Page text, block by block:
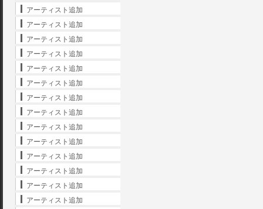
アーティスト追加
アーティスト追加
アーティスト追加
アーティスト追加
アーティスト追加
アーティスト追加
アーティスト追加
アーティスト追加
アーティスト追加
アーティスト追加
アーティスト追加
アーティスト追加
アーティスト追加
アーティスト追加